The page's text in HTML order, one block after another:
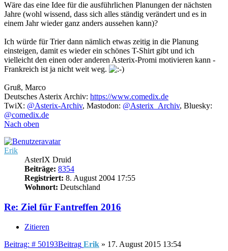
Wäre das eine Idee für die ausführlichen Planungen der nächsten
Jahre (wohl wissend, dass sich alles ständig verändert und es in
einem Jahr wieder ganz anders aussehen kann)?
Ich würde für Trier dann nämlich etwas zeitig in die Planung
einsteigen, damit es wieder ein schönes T-Shirt gibt und ich
vielleicht den einen oder anderen Asterix-Promi motivieren kann -
Frankreich ist ja nicht weit weg.
Gruß, Marco
Deutsches Asterix Archiv: https://www.comedix.de
TwiX: @Asterix-Archiv, Mastodon: @Asterix_Archiv, Bluesky:
@comedix.de
Nach oben
Erik
AsterIX Druid
Beiträge: 8354
Registriert: 8. August 2004 17:55
Wohnort: Deutschland
Re: Ziel für Fantreffen 2016
Zitieren
Beitrag: # 50193Beitrag Erik » 17. August 2015 13:54